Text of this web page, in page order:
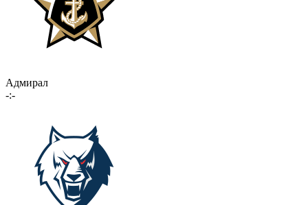
Адмирал
-:-